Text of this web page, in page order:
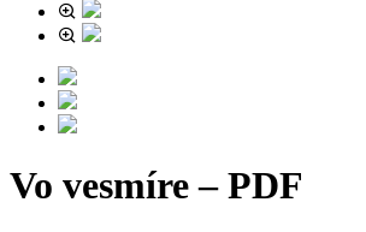
Vo vesmíre – PDF